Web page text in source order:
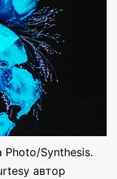
Photo/Synthesis.
автор